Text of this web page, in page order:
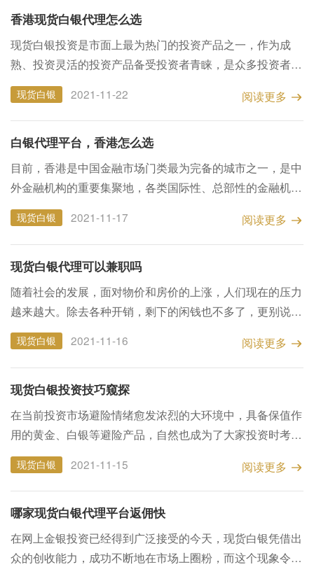
香港现货白银代理怎么选
现货白银投资是市面上最为热门的投资产品之一，作为成
熟、投资灵活的投资产品备受投资者青睐，是众多投资者的
首选。如果代理商想要代理现货白银，那么就要选择正规优
质的交易平台。 香港是世界金融之都。因此，香港在金融
方...
现货白银 2021-11-22 阅读更多
白银代理平台，香港怎么选
目前，香港是中国金融市场门类最为完备的城市之一，是中
外金融机构的重要集聚地，各类国际性、总部性的金融机构
不断地涌现。有不少想要投资白银做白银代理的人都想去香
港发展，那么香港哪里有白银代理平台呢？ 香港作为金融
市...
现货白银 2021-11-17 阅读更多
现货白银代理可以兼职吗
随着社会的发展，面对物价和房价的上涨，人们现在的压力
越来越大。除去各种开销，剩下的闲钱也不多了，更别说追
求高质量高标准的生活了。很多上班族都在找第二份工作，
兼职！最近听说很多小伙伴可以在信息贵金属代理公司兼
职。其...
现货白银 2021-11-16 阅读更多
现货白银投资技巧窥探
在当前投资市场避险情绪愈发浓烈的大环境中，具备保值作
用的黄金、白银等避险产品，自然也成为了大家投资时考虑
的首选。特别是极具投资潜力的白银现货，更是能为我们带
来巨大的利润空间。不过，贵金属白银买卖技巧有哪些能
提...
现货白银 2021-11-15 阅读更多
哪家现货白银代理平台返佣快
在网上金银投资已经得到广泛接受的今天，现货白银凭借出
众的创收能力，成功不断地在市场上圈粉，而这个现象令代